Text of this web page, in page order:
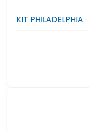
KIT PHILADELPHIA